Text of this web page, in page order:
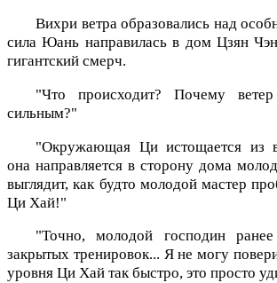
Вихри ветра образовались над
сила Юань направилась в дом Цзян
гигантский смерч.
"Что происходит? Почему ветер
сильным?"
"Окружающая Ци истощается из
она направляется в сторону дома
выглядит, как будто молодой мастер
Ци Хай!"
"Точно, молодой господин
закрытых тренировок... Я не могу
уровня Ци Хай так быстро, это просто